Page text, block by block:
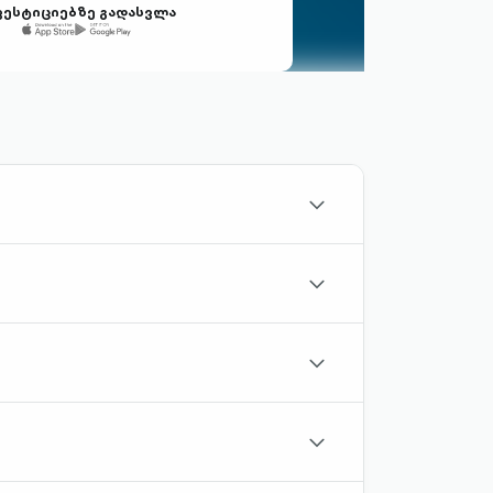
გადასვლა
chevron-
chevron-
chevron-
chevron-